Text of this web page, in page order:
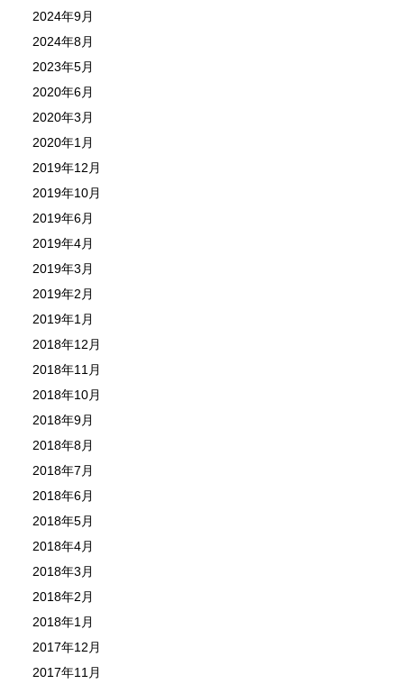
2024年9月
2024年8月
2023年5月
2020年6月
2020年3月
2020年1月
2019年12月
2019年10月
2019年6月
2019年4月
2019年3月
2019年2月
2019年1月
2018年12月
2018年11月
2018年10月
2018年9月
2018年8月
2018年7月
2018年6月
2018年5月
2018年4月
2018年3月
2018年2月
2018年1月
2017年12月
2017年11月